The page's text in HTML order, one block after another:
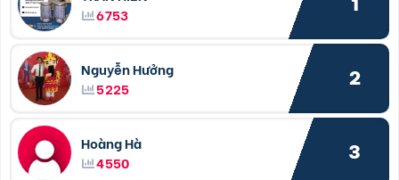
6753
Nguyễn Hưởng
5225
2
Hoàng Hà
4550
3